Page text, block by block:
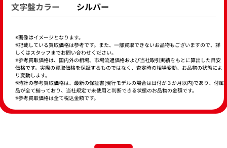
文字盤カラー
シルバー
※画像はイメージとなります。
※記載している買取価格は参考です。また、一部買取できないお品物もございますので、詳
しくはスタッフまでお問い合わせください。
※参考買取価格は、国内外の相場、市場流通価格および当社取引実績をもとに算出した目安
価格です。実際の買取価格を保証するものではなく、査定時の相場変動、お品物の状態によ
り変動します。
※時計の参考買取価格は、最新の保証書(現行モデルの場合は日付が３か月以内)であり、付属
品が全て揃っており、当社規定で未使用と判断できる状態のお品物の金額です。
※参考買取価格は全て税込金額です。